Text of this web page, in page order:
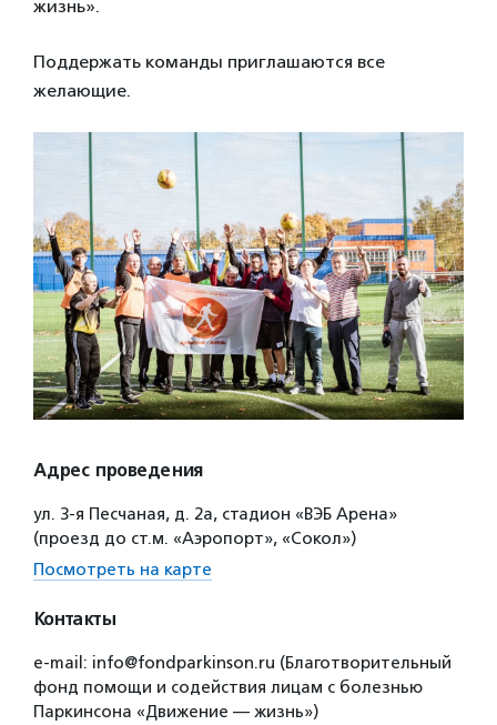
жизнь».
Поддержать команды приглашаются все
желающие.
Адрес проведения
ул. 3-я Песчаная, д. 2а, стадион «ВЭБ Арена»
(проезд до ст.м. «Аэропорт», «Сокол»)
Посмотреть на карте
Контакты
e-mail: info@fondparkinson.ru (Благотворительный
фонд помощи и содействия лицам с болезнью
Паркинсона «Движение — жизнь»)